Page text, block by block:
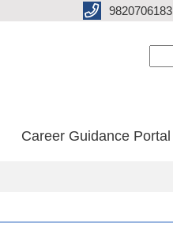
9820706183
Career Guidance Portal